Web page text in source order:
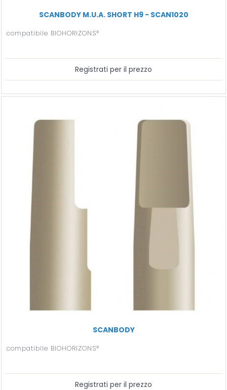
SCANBODY M.U.A. SHORT H9 - SCAN1020
compatibile BIOHORIZONS®
Registrati per il prezzo
SCANBODY
compatibile BIOHORIZONS®
Registrati per il prezzo